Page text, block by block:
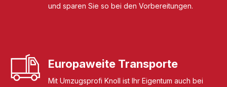
und sparen Sie so bei den Vorbereitungen.
Europaweite Transporte
Mit Umzugsprofi Knoll ist Ihr Eigentum auch bei